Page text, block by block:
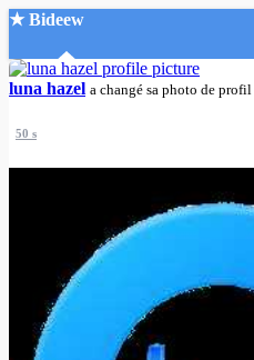
★ Bideew
Accueil
Recherche Avancée
Mon compte
Connexion
Créer un compte
Mode nuit
luna hazel a changé sa photo de profil
50 s